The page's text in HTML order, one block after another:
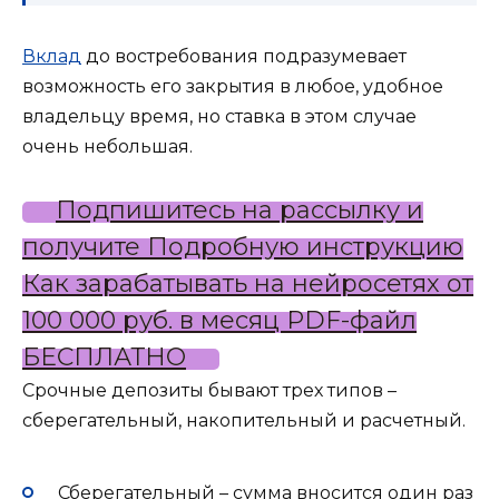
Вклад до востребования подразумевает
возможность его закрытия в любое, удобное
владельцу время, но ставка в этом случае
очень небольшая.
Подпишитесь на рассылку и
получите Подробную инструкцию
Как зарабатывать на нейросетях от
100 000 руб. в месяц PDF-файл
БЕСПЛАТНО
Срочные депозиты бывают трех типов –
сберегательный, накопительный и расчетный.
Сберегательный – сумма вносится один раз